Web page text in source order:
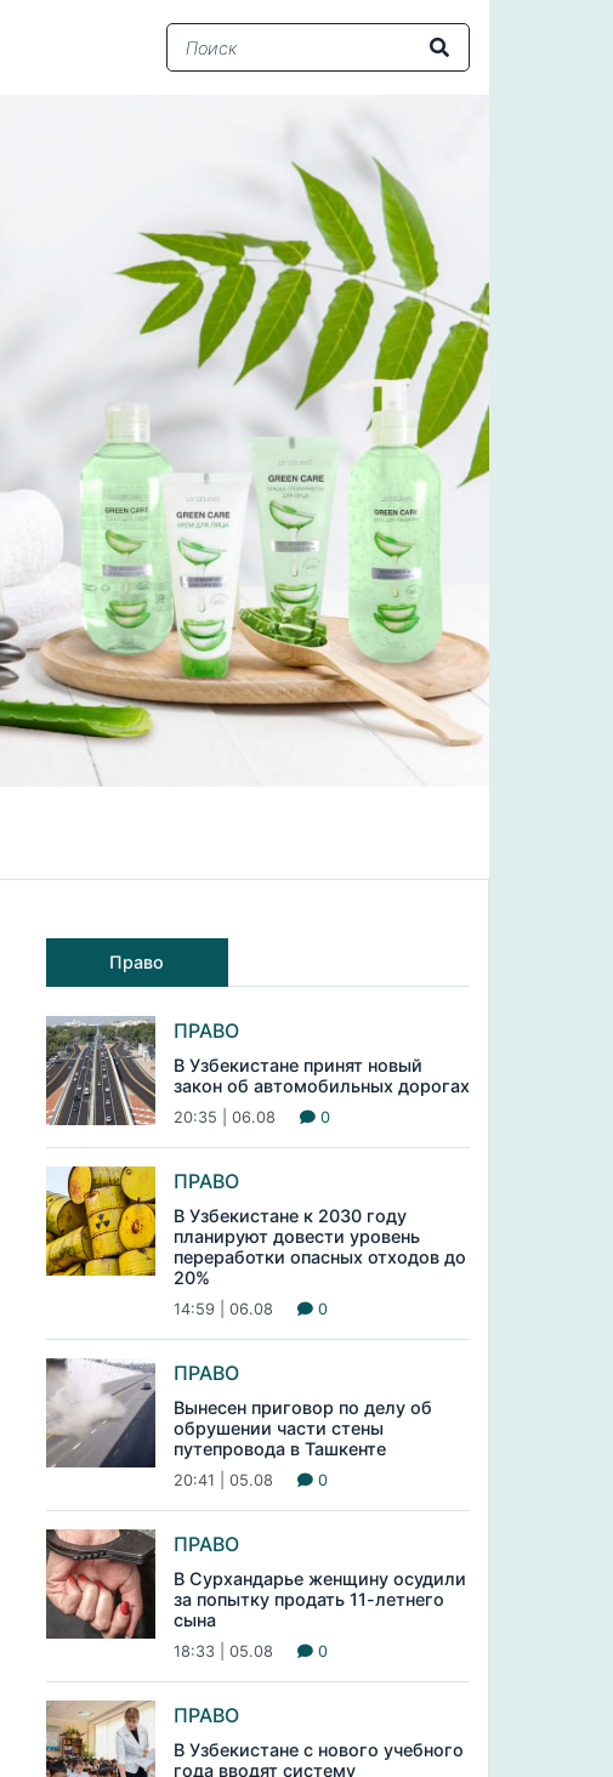
Право
ПРАВО
В Узбекистане принят новый
закон об автомобильных дорогах
20:35 | 06.08 0
ПРАВО
В Узбекистане к 2030 году
планируют довести уровень
переработки опасных отходов до
20%
14:59 | 06.08 0
ПРАВО
Вынесен приговор по делу об
обрушении части стены
путепровода в Ташкенте
20:41 | 05.08 0
ПРАВО
В Сурхандарье женщину осудили
за попытку продать 11-летнего
сына
18:33 | 05.08 0
ПРАВО
В Узбекистане с нового учебного
года вводят систему